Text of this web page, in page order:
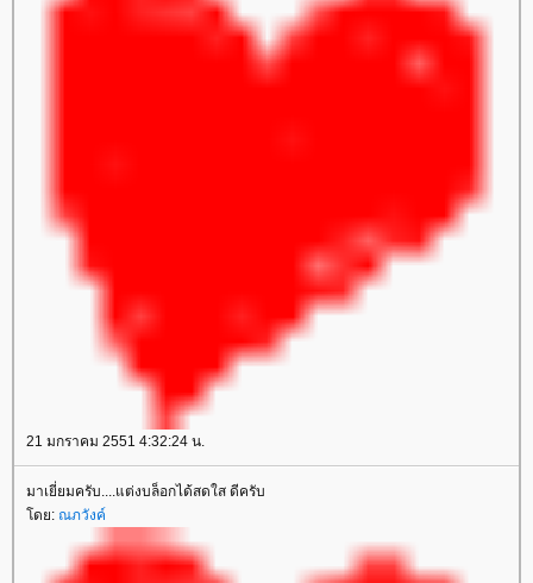
21 มกราคม 2551 4:32:24 น.
มาเยี่ยมครับ....แต่งบล็อกได้สดใส ดีครับ
ดย: ณภวังค์